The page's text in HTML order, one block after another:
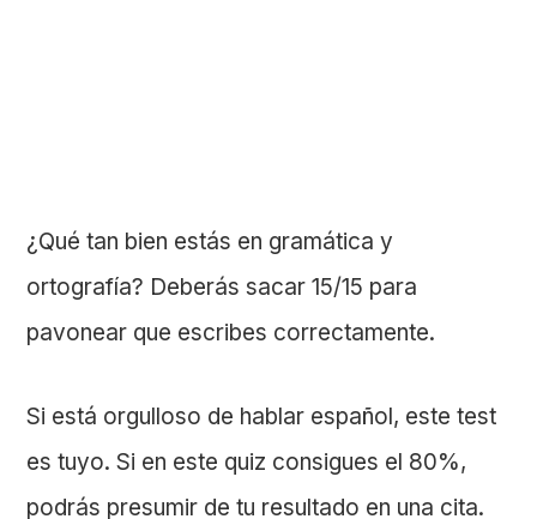
¿Qué tan bien estás en gramática y
ortografía? Deberás sacar 15/15 para
pavonear que escribes correctamente.
Si está orgulloso de hablar español, este test
es tuyo. Si en este quiz consigues el 80%,
podrás presumir de tu resultado en una cita.